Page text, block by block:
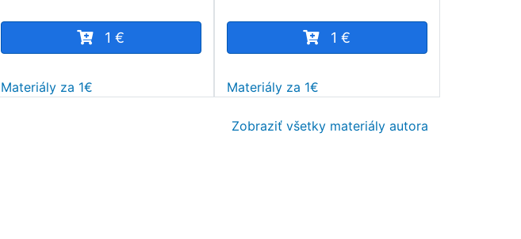
1 €
Materiály za 1€
1 €
Materiály za 1€
Zobraziť všetky materiály autora